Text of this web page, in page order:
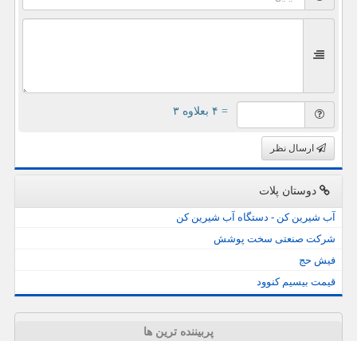
= ۴ بعلاوه ۳
ارسال نظر
دوستان پلات
آب شیرین کن - دستگاه آب شیرین کن
شرکت صنعتی سخت پوشش
فیش حج
قیمت بیسیم کنوود
پربیننده ترین ها